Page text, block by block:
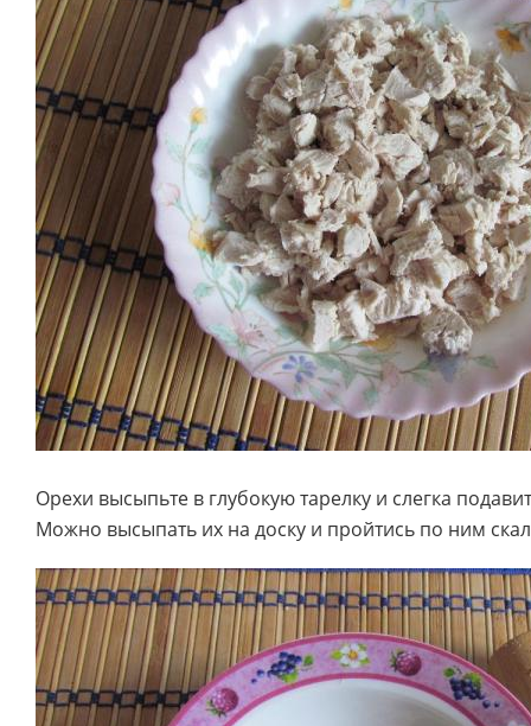
Орехи высыпьте в глубокую тарелку и слегка
Можно высыпать их на доску и пройтись по ним